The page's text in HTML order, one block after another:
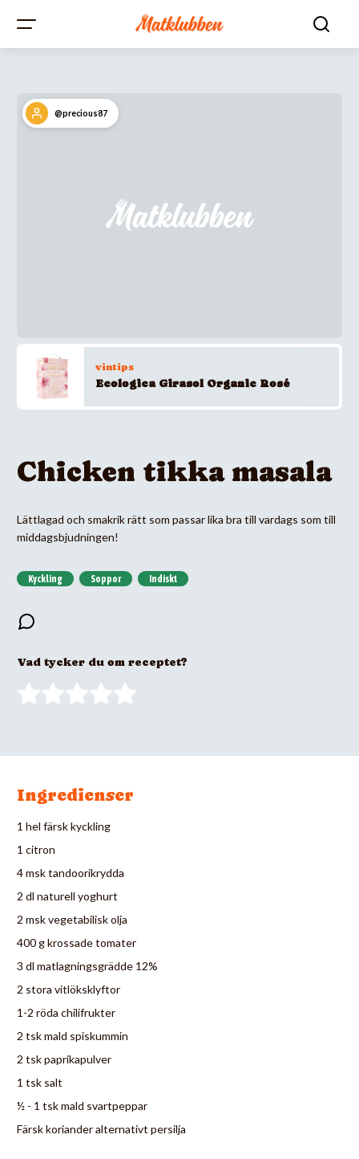
@precious87
vintips
Ecologica Girasol Organic Rosé
Chicken tikka masala
Lättlagad och smakrik rätt som passar lika bra till vardags som till
middagsbjudningen!
Kyckling Soppor Indiskt
Vad tycker du om receptet?
Ingredienser
1 hel färsk kyckling
1 citron
4 msk tandoorikrydda
2 dl naturell yoghurt
2 msk vegetabilisk olja
400 g krossade tomater
3 dl matlagningsgrädde 12%
2 stora vitlöksklyftor
1-2 röda chilifrukter
2 tsk mald spiskummin
2 tsk paprikapulver
1 tsk salt
½ - 1 tsk mald svartpeppar
Färsk koriander alternativt persilja